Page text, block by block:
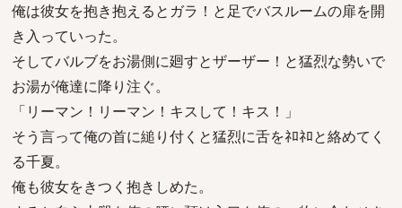
俺は彼女を抱き抱えるとガラ！と足でバスルームの扉を開
き入っていった。
そしてバルブをお湯側に廻すとザーザー！と猛烈な勢いで
お湯が俺達に降り注ぐ。
「リーマン！リーマン！キスして！キス！」
そう言って俺の首に縋り付くと猛烈に舌をﾈﾛﾈﾛと絡めてく
る千夏。
俺も彼女をきつく抱きしめた。